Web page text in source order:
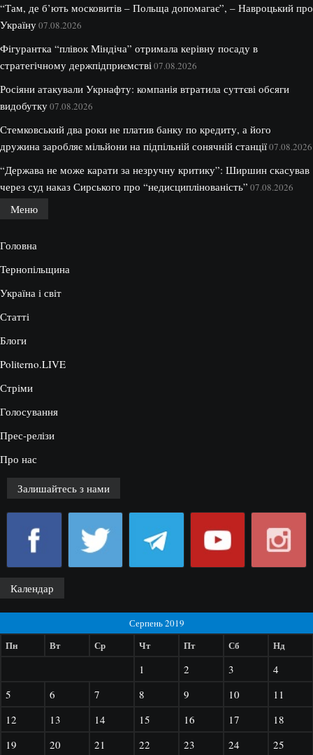
“Там, де б’ють московитів – Польща допомагає”, – Навроцький про
Україну07.08.2026
Фігурантка “плівок Міндіча” отримала керівну посаду в
стратегічному держпідприємстві07.08.2026
Росіяни атакували Укрнафту: компанія втратила суттєві обсяги
видобутку07.08.2026
Стемковський два роки не платив банку по кредиту, а його
дружина заробляє мільйони на підпільній сонячній станції07.08.2026
“Держава не може карати за незручну критику”: Ширшин скасував
через суд наказ Сирського про “недисциплінованість” 07.08.2026
Меню
Головна
Тернопільщина
Україна і світ
Статті
Блоги
Politerno.LIVE
Стріми
Голосування
Прес-релізи
Про нас
Залишайтесь з нами
Календар
Серпень 2019
Пн Вт Ср Чт Пт Сб Нд
1 2 3
4
5
6 7 8 9 10
11
12
13 14 15 16 17
18
19
20 21 22 23 24 25